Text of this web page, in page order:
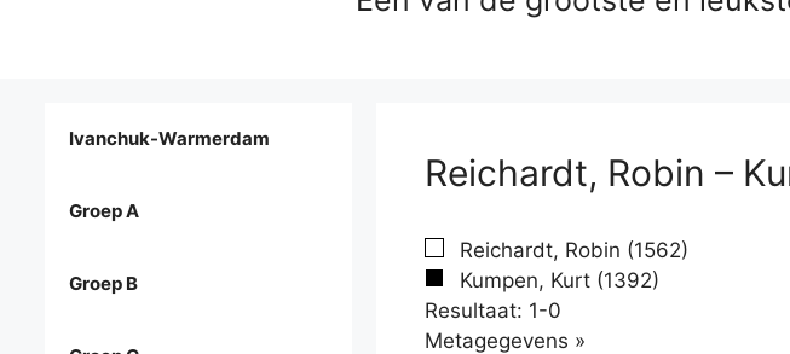
Reichardt, Robin –
Reichardt, Robin (1562)
Kumpen, Kurt (1392)
Resultaat: 1-0
Metagegevens »
Ivanchuk-Warmerdam
Groep A
Groep B